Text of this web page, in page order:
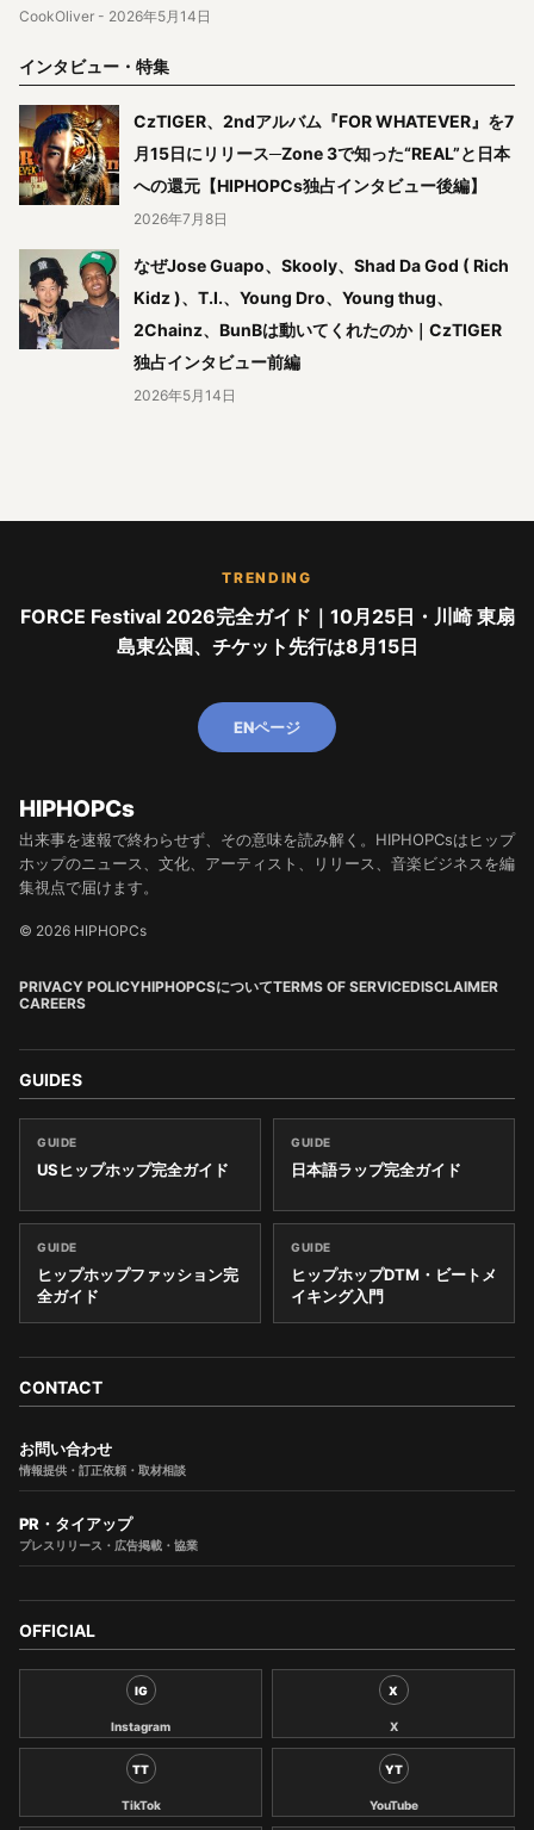
CookOliver - 2026年5月14日
インタビュー・特集
CzTIGER、2ndアルバム『FOR WHATEVER』を7
月15日にリリース─Zone 3で知った“REAL”と日本
への還元【HIPHOPCs独占インタビュー後編】
2026年7月8日
なぜJose Guapo、Skooly、Shad Da God ( Rich
Kidz )、T.I.、Young Dro、Young thug、
2Chainz、BunBは動いてくれたのか｜CzTIGER
独占インタビュー前編
2026年5月14日
TRENDING
FORCE Festival 2026完全ガイド｜10月25日・川崎 東扇
島東公園、チケット先行は8月15日
ENページ
HIPHOPCs
出来事を速報で終わらせず、その意味を読み解く。HIPHOPCsはヒップ
ホップのニュース、文化、アーティスト、リリース、音楽ビジネスを編
集視点で届けます。
© 2026 HIPHOPCs
PRIVACY POLICYHIPHOPCSについてTERMS OF SERVICEDISCLAIMER
CAREERS
GUIDES
GUIDE
USヒップホップ完全ガイド
GUIDE
日本語ラップ完全ガイド
GUIDE
ヒップホップファッション完
全ガイド
GUIDE
ヒップホップDTM・ビートメ
イキング入門
CONTACT
お問い合わせ
情報提供・訂正依頼・取材相談
PR・タイアップ
プレスリリース・広告掲載・協業
OFFICIAL
IG
Instagram
X
X
TT
TikTok
YT
YouTube